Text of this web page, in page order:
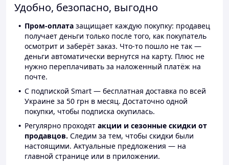
Удобно, безопасно, выгодно
Пром-оплата защищает каждую покупку: продавец
получает деньги только после того, как покупатель
осмотрит и заберёт заказ. Что-то пошло не так —
деньги автоматически вернутся на карту. Плюс не
нужно переплачивать за наложенный платёж на
почте.
С подпиской Smart — бесплатная доставка по всей
Украине за 50 грн в месяц. Достаточно одной
покупки, чтобы подписка окупилась.
Регулярно проходят акции и сезонные скидки от
продавцов. Следим за тем, чтобы скидки были
настоящими. Актуальные предложения — на
главной странице или в приложении.